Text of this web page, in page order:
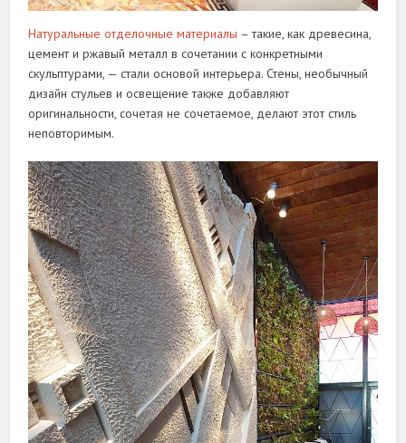
Натуральные отделочные материалы – такие, как древесина,
цемент и ржавый металл в сочетании с конкретными
скульптурами, — стали основой интерьера. Стены, необычный
дизайн стульев и освещение также добавляют
оригинальности, сочетая не сочетаемое, делают этот стиль
неповторимым.